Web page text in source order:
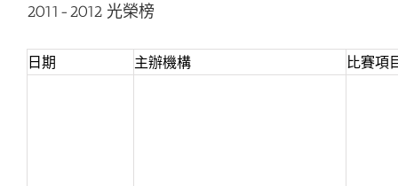
2011-2012 光榮榜
日期 主辦機構 比賽項